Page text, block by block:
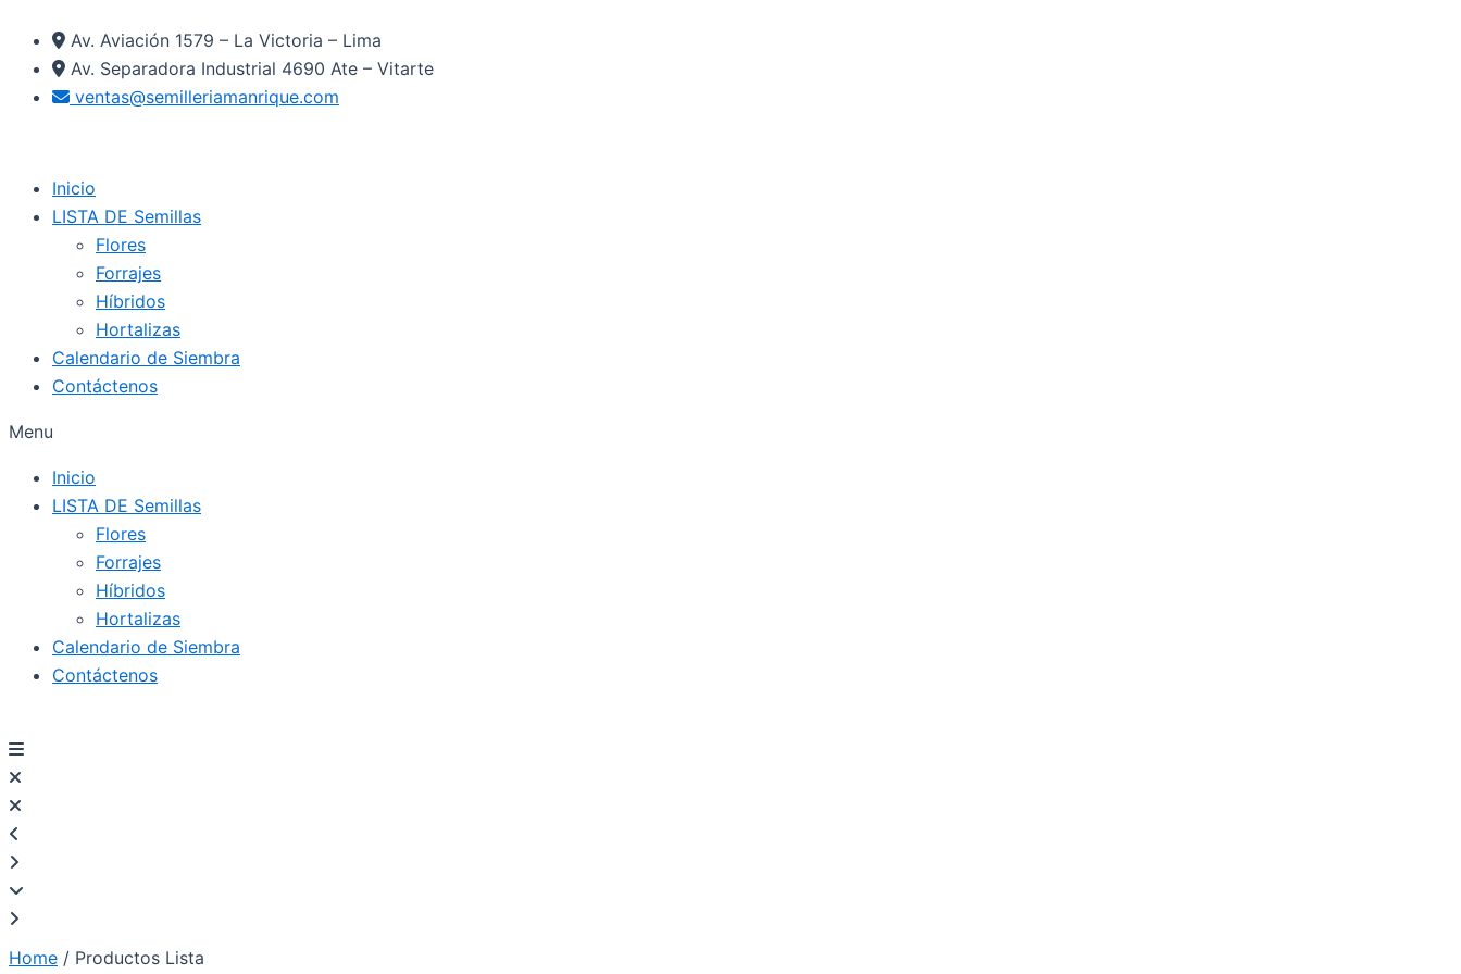
contenido
Av. Aviación 1579 – La Victoria – Lima
Av. Separadora Industrial 4690 Ate – Vitarte
ventas@semilleriamanrique.com
Inicio
LISTA DE Semillas
Flores
Forrajes
Híbridos
Hortalizas
Calendario de Siembra
Contáctenos
Menu
Inicio
LISTA DE Semillas
Flores
Forrajes
Híbridos
Hortalizas
Calendario de Siembra
Contáctenos
Home / Productos Lista